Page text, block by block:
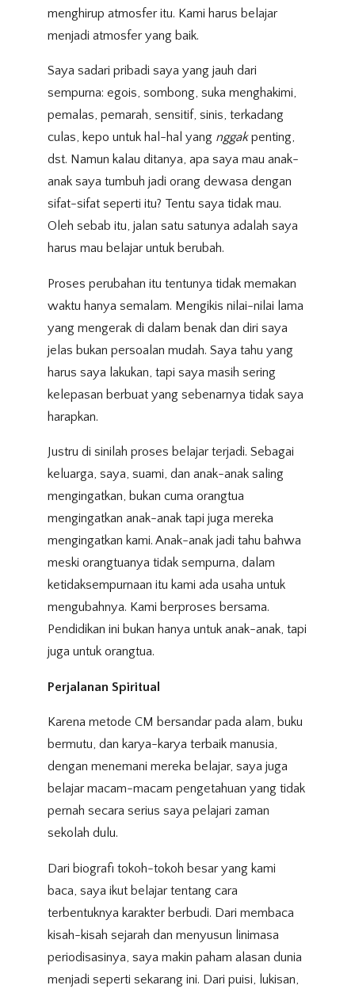
menghirup atmosfer itu. Kami harus belajar
menjadi atmosfer yang baik.
Saya sadari pribadi saya yang jauh dari
sempurna: egois, sombong, suka menghakimi,
pemalas, pemarah, sensitif, sinis, terkadang
culas, kepo untuk hal-hal yang nggakpenting,
dst. Namun kalau ditanya, apa saya mau anak-
anak saya tumbuh jadi orang dewasa dengan
sifat-sifat seperti itu? Tentu saya tidak mau.
Oleh sebab itu, jalan satu satunya adalah saya
harus mau belajar untuk berubah.
Proses perubahan itu tentunya tidak memakan
waktu hanya semalam. Mengikis nilai-nilai lama
yang mengerak di dalam benak dan diri saya
jelas bukan persoalan mudah. Saya tahu yang
harus saya lakukan, tapi saya masih sering
kelepasan berbuat yang sebenarnya tidak saya
harapkan.
Justru di sinilah proses belajar terjadi. Sebagai
keluarga, saya, suami, dan anak-anak saling
mengingatkan, bukan cuma orangtua
mengingatkan anak-anak tapi juga mereka
mengingatkan kami. Anak-anak jadi tahu bahwa
meski orangtuanya tidak sempurna, dalam
ketidaksempurnaan itu kami ada usaha untuk
mengubahnya. Kami berproses bersama.
Pendidikan ini bukan hanya untuk anak-anak, tapi
juga untuk orangtua.
Perjalanan Spiritual
Karena metode CM bersandar pada alam, buku
bermutu, dan karya-karya terbaik manusia,
dengan menemani mereka belajar, saya juga
belajar macam-macam pengetahuan yang tidak
pernah secara serius saya pelajari zaman
sekolah dulu.
Dari biografi tokoh-tokoh besar yang kami
baca, saya ikut belajar tentang cara
terbentuknya karakter berbudi. Dari membaca
kisah-kisah sejarah dan menyusun linimasa
periodisasinya, saya makin paham alasan dunia
menjadi seperti sekarang ini. Dari puisi, lukisan,